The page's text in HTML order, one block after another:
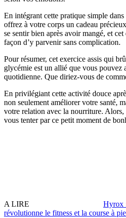
En intégrant cette pratique simple
offrez à votre corps un cadeau
se sentir bien après avoir mangé, et
façon d’y parvenir sans complication.
Pour résumer, cet exercice assis qui
glycémie est un allié que vous
quotidienne. Que diriez-vous de
En privilégiant cette activité douce
non seulement améliorer votre santé,
votre relation avec la nourriture. Alors,
vous tenter par ce petit moment de
A LIRE
Hyrox
révolutionne le fitness et la course à